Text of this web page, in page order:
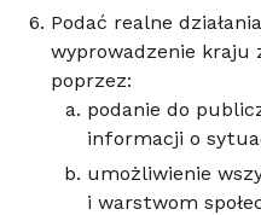
Podać realne
wyprowadzenie kraju
poprzez:
podanie do
informacji o
umożliwienie
i warstwom